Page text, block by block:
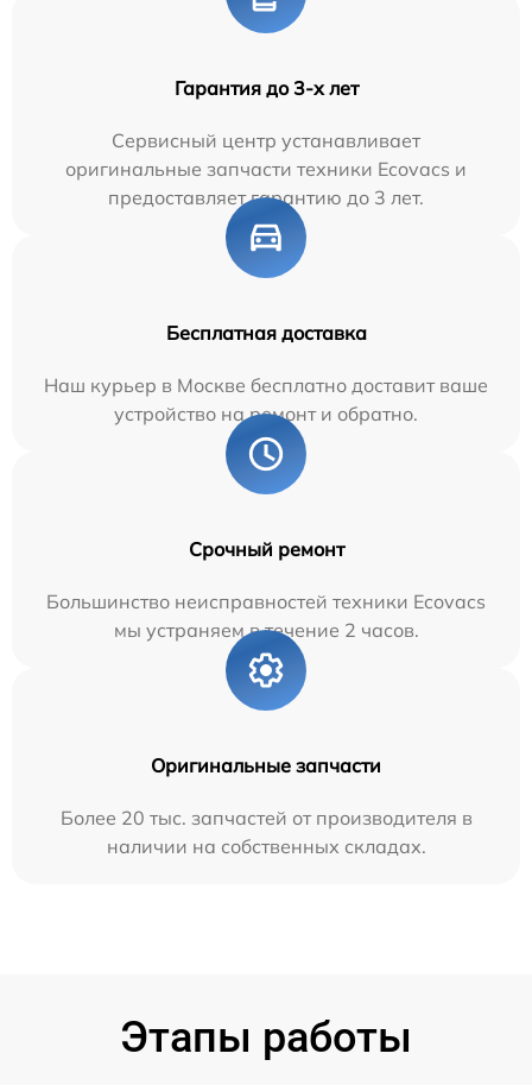
Гарантия до 3-х лет
Сервисный центр устанавливает
оригинальные запчасти техники Ecovacs и
предоставляет гарантию до 3 лет.
Бесплатная доставка
Наш курьер в Москве бесплатно доставит ваше
устройство на ремонт и обратно.
Срочный ремонт
Большинство неисправностей техники Ecovacs
мы устраняем в течение 2 часов.
Оригинальные запчасти
Более 20 тыс. запчастей от производителя в
наличии на собственных складах.
Этапы работы